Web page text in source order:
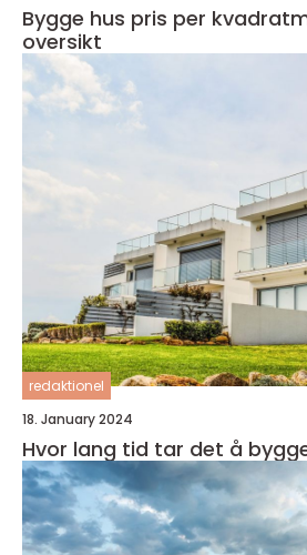
Bygge hus pris per
oversikt
redaktionel
18. January 2024
Hvor lang tid tar det å